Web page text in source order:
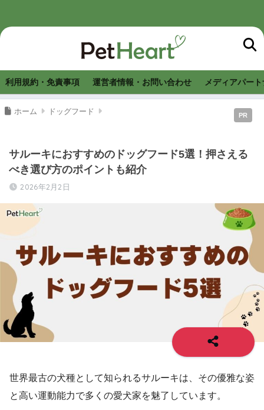
利用規約・免責事項 運営者情報・お問い合わせ メディアパー
PR
ホーム ドッグフード
サルーキにおすすめのドッグフード5選！押さえる
べき選び方のポイントも紹介
2026年2月2日
世界最古の犬種として知られるサルーキは、その優雅な姿
と高い運動能力で多くの愛犬家を魅了しています。